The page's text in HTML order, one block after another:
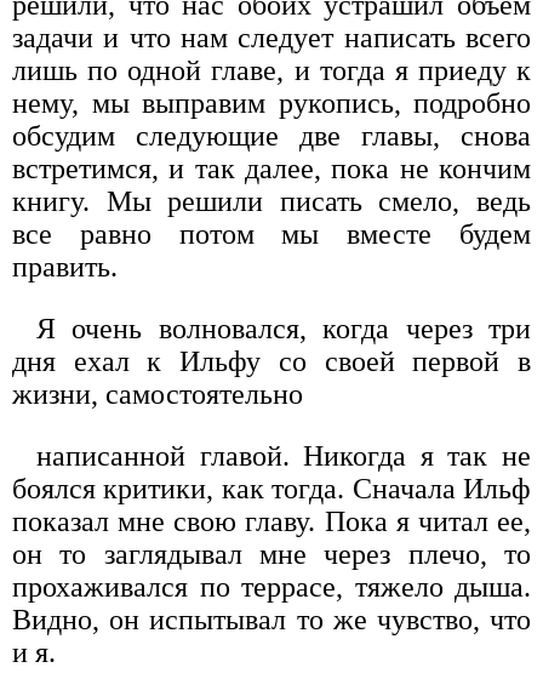
задачи и что нам следует написать всего
лишь по одной главе, и тогда я приеду к
нему, мы выправим рукопись, подробно
обсудим следующие две главы, снова
встретимся, и так далее, пока не кончим
книгу. Мы решили писать смело, ведь
все равно потом мы вместе будем
править.
Я очень волновался, когда через три
дня ехал к Ильфу со своей первой в
жизни, самостоятельно
написанной главой. Никогда я так не
боялся критики, как тогда. Сначала Ильф
показал мне свою главу. Пока я читал ее,
он то заглядывал мне через плечо, то
прохаживался по террасе, тяжело дыша.
Видно, он испытывал то же чувство, что
и я.